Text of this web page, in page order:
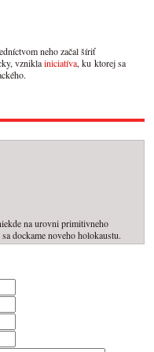
neho začal šíriť
vzniklainiciatíva, ku ktorej sa
na urovni primitivneho
dockame noveho holokaustu.